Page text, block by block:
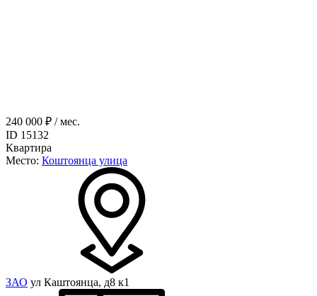
240 000 ₽ / мес.
ID 15132
Квартира
Место: Коштоянца улица
ЗАО ул Каштоянца, д8 к1